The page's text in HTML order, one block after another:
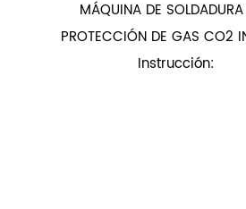
MÁQUINA DE
PROTECCIÓN DE GAS CO2
(INTEGRADA)
Instrucción: